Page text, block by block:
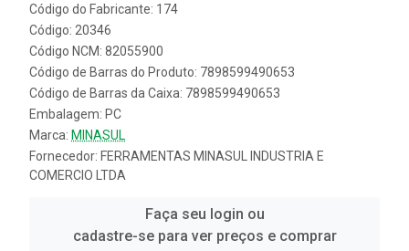
Código do Fabricante: 174
Código: 20346
Código NCM: 82055900
Código de Barras do Produto: 7898599490653
Código de Barras da Caixa: 7898599490653
Embalagem: PC
Marca: MINASUL
Fornecedor: FERRAMENTAS MINASUL INDUSTRIA E
COMERCIO LTDA
Faça seu login ou
cadastre-se para ver preços e comprar